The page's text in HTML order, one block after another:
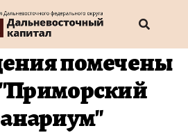
помечены